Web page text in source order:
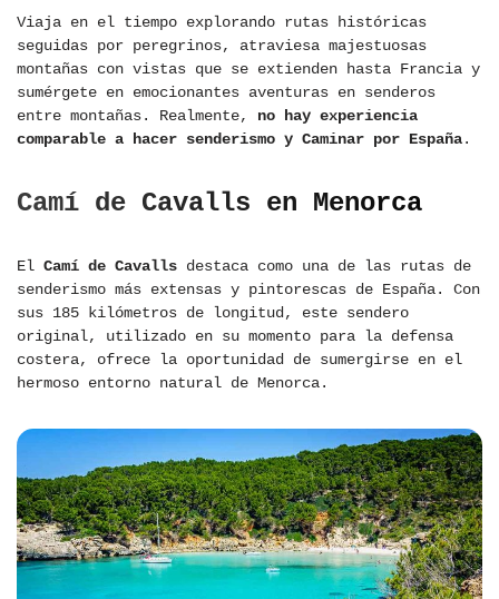
Viaja en el tiempo explorando rutas históricas
seguidas por peregrinos, atraviesa majestuosas
montañas con vistas que se extienden hasta Francia y
sumérgete en emocionantes aventuras en senderos
entre montañas. Realmente, no hay experiencia
comparable a hacer senderismo y Caminar por España.
Camí de Cavalls en Menorca
El Camí de Cavalls destaca como una de las rutas de
senderismo más extensas y pintorescas de España. Con
sus 185 kilómetros de longitud, este sendero
original, utilizado en su momento para la defensa
costera, ofrece la oportunidad de sumergirse en el
hermoso entorno natural de Menorca.